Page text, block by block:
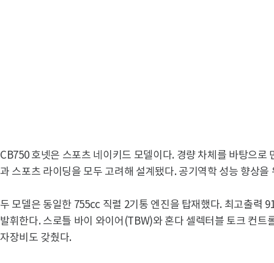
CB750 호넷은 스포츠 네이키드 모델이다. 경량 차체를 바탕으로
과 스포츠 라이딩을 모두 고려해 설계됐다. 공기역학 성능 향상을
두 모델은 동일한 755cc 직렬 2기통 엔진을 탑재했다. 최고출력
발휘한다. 스로틀 바이 와이어(TBW)와 혼다 셀렉터블 토크 컨트
자장비도 갖췄다.